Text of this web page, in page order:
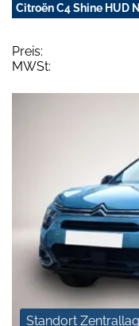
Citroën C4 Shine HUD
Preis:
MWSt:
Standort